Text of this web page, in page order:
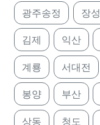
광주송정 장성
김제 익산
계룡 서대전
봉양 부산
상동 청도